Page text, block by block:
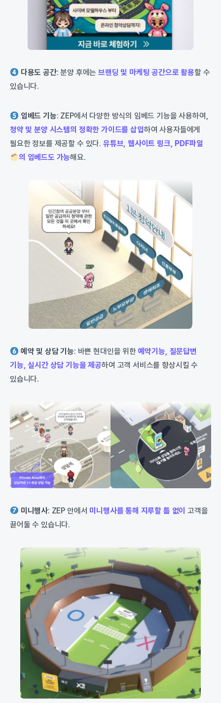
다용도 공간: 분양 후에는브랜딩 및 마케팅 공간으로 활용할 수
있습니다.
임베드 기능: ZEP에서 다양한 방식의 임베드 기능을 사용하여,
청약 및 분양 시스템의 정확한 가이드를 삽입하여 사용자들에게
필요한 정보를 제공할 수 있다. 유튜브, 웹사이트 링크, PDF파일
의 임베드도 가능해요.
예약 및 상담 기능: 바쁜 현대인을 위한예약기능, 질문답변
기능, 실시간 상담 기능을 제공하여 고객 서비스를 향상시킬 수
있습니다.
미니행사: ZEP 안에서 미니행사를 통해 지루할 틈 없이 고객을
끌어둘 수 있습니다.